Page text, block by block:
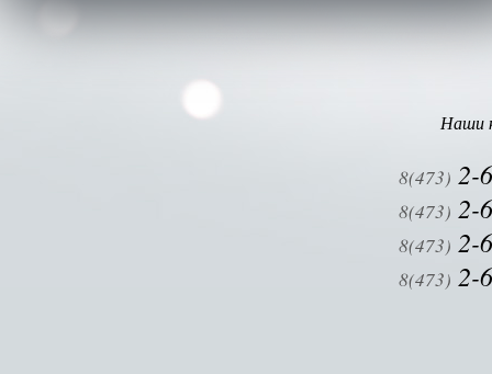
Наши
8(473) 2-
8(473) 2-
8(473) 2-
8(473) 2-